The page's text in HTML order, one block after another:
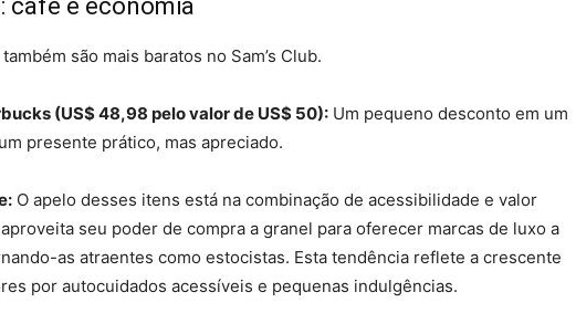
café e economia
são mais baratos no Sam’s Club.
(US$ 48,98 pelo valor de US$ 50): Um pequeno desconto em um
presente prático, mas apreciado.
O apelo desses itens está na combinação de acessibilidade e valor
aproveita seu poder de compra a granel para oferecer marcas de luxo a
as atraentes como estocistas. Esta tendência reflete a crescente
por autocuidados acessíveis e pequenas indulgências.